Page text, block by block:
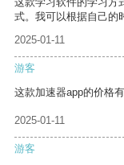
式。我可以根据自己的
2025-01-11
游客
这款加速器app的价格
2025-01-11
游客